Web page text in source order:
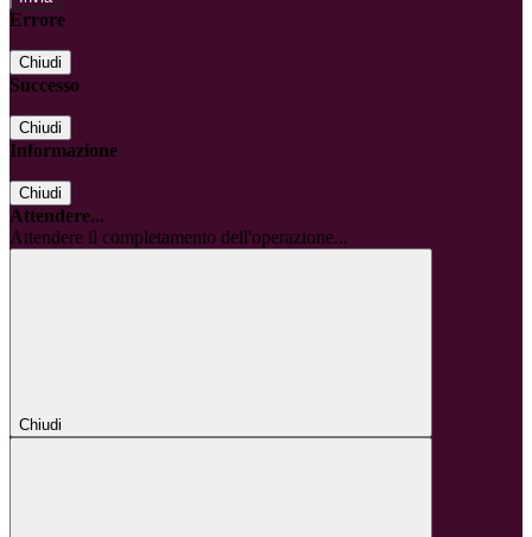
Errore
Chiudi
Successo
Chiudi
Informazione
Chiudi
Attendere...
Attendere il completamento dell'operazione...
Chiudi